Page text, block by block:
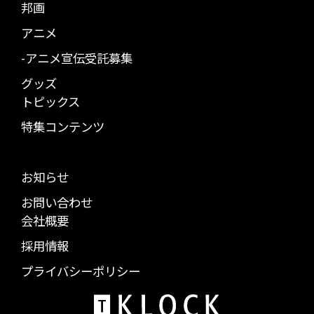
邦画
アニメ
-アニメ宣伝受託募集
グッズ
トピックス
特集コンテンツ
お知らせ
お問い合わせ
会社概要
採用情報
プライバシーポリシー